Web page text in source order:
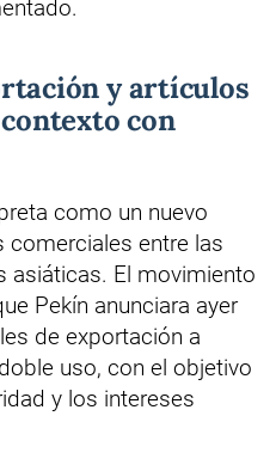
y artículos
con
como un nuevo
comerciales entre las
asiáticas. El movimiento
Pekín anunciara ayer
de exportación a
uso, con el objetivo
y los intereses